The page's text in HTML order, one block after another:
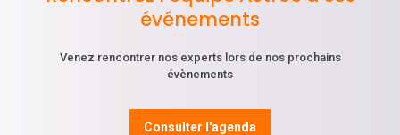
événements
Venez rencontrer nos experts lors de nos prochains
évènements
Consulter l'agenda